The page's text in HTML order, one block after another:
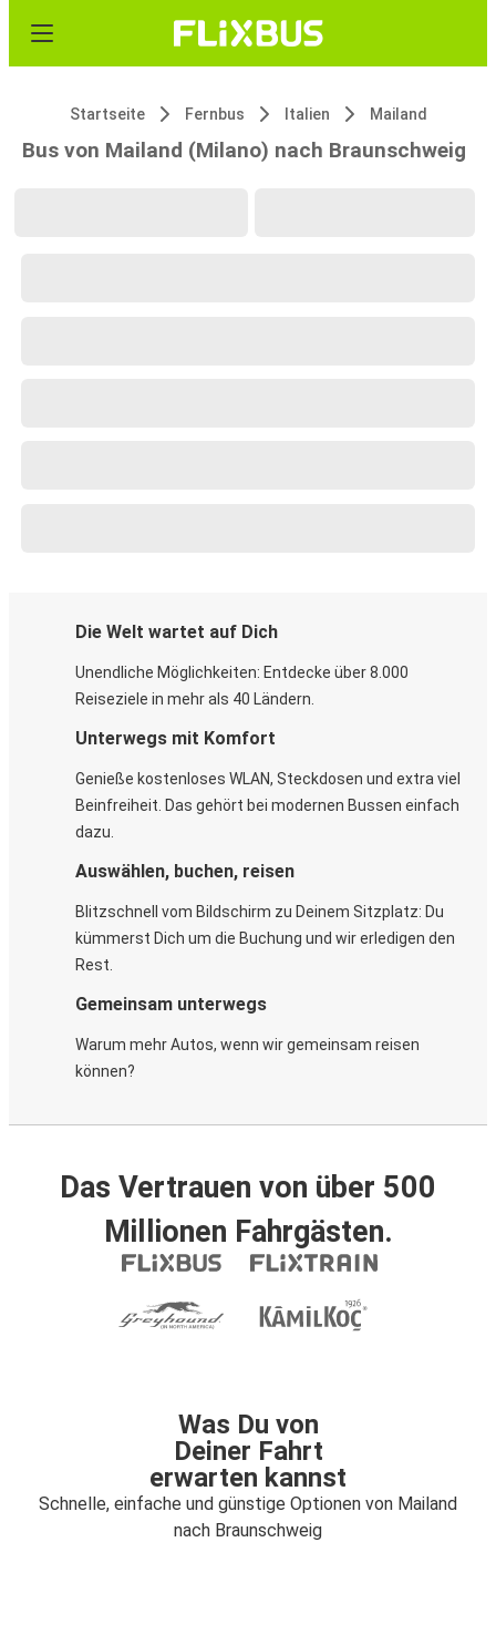
Startseite Fernbus Italien Mailand
Bus von Mailand (Milano) nach Braunschweig
Die Welt wartet auf Dich
Unendliche Möglichkeiten: Entdecke über 8.000
Reiseziele in mehr als 40 Ländern.
Unterwegs mit Komfort
Genieße kostenloses WLAN, Steckdosen und extra viel
Beinfreiheit. Das gehört bei modernen Bussen einfach
dazu.
Auswählen, buchen, reisen
Blitzschnell vom Bildschirm zu Deinem Sitzplatz: Du
kümmerst Dich um die Buchung und wir erledigen den
Rest.
Gemeinsam unterwegs
Warum mehr Autos, wenn wir gemeinsam reisen
können?
Das Vertrauen von über 500
Millionen Fahrgästen.
Was Du von
Deiner Fahrt
erwarten kannst
Schnelle, einfache und günstige Optionen von Mailand
nach Braunschweig